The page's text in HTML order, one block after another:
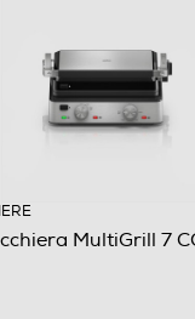
MultiGrill 7